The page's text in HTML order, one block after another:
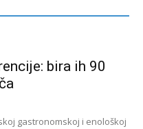
bira ih 90
gastronomskoj i enološkoj